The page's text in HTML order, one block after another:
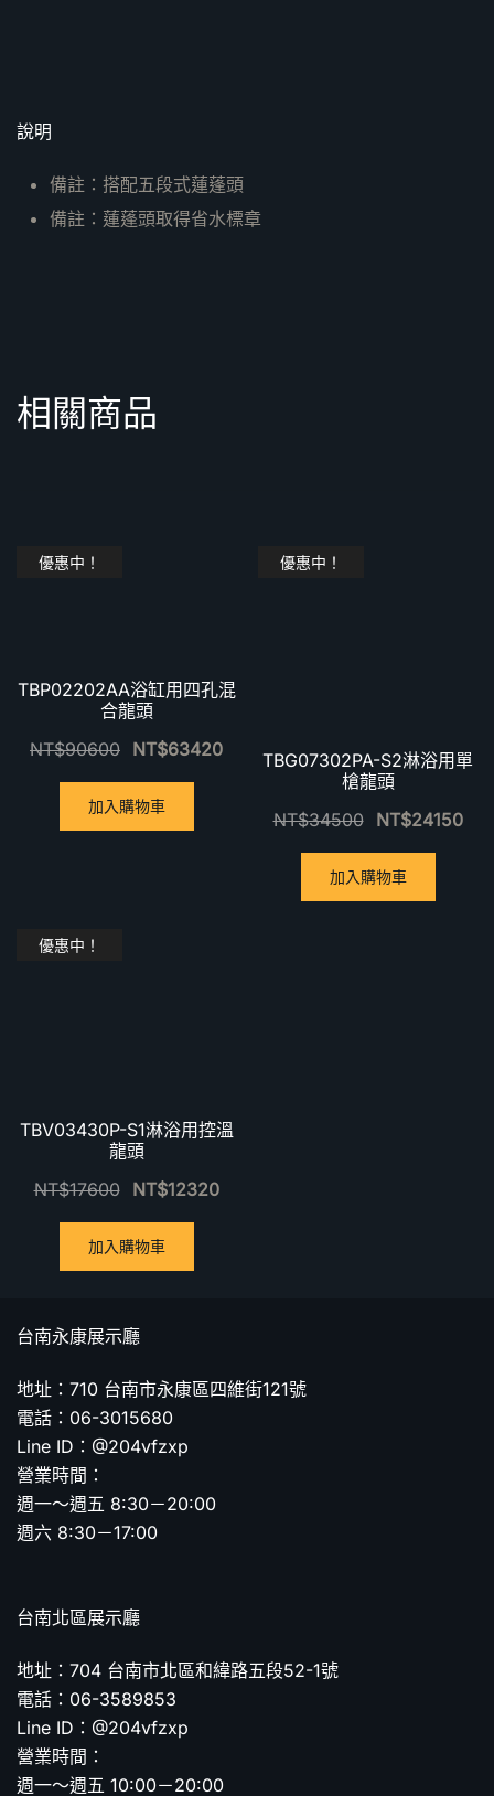
說明
備註：搭配五段式蓮蓬頭
備註：蓮蓬頭取得省水標章
相關商品
優惠中！
TBP02202AA浴缸用四孔混
合龍頭
NT$90600 NT$63420
加入購物車
優惠中！
TBG07302PA-S2淋浴用單
槍龍頭
NT$34500 NT$24150
加入購物車
優惠中！
TBV03430P-S1淋浴用控溫
龍頭
NT$17600 NT$12320
加入購物車
台南永康展示廳
地址：710 台南市永康區四維街121號
電話：06-3015680
Line ID：@204vfzxp
營業時間：
週一～週五 8:30－20:00
週六 8:30－17:00
台南北區展示廳
地址：704 台南市北區和緯路五段52-1號
電話：06-3589853
Line ID：@204vfzxp
營業時間：
週一～週五 10:00－20:00